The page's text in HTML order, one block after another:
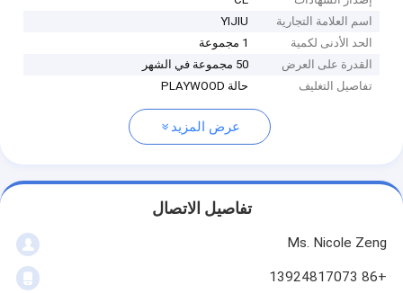
اسم العلامة التجارية
YIJIU
الحد الأدنى لكمية
1 مجموعة
القدرة على العرض
50 مجموعة في الشهر
تفاصيل التغليف
حالة PLAYWOOD
عرض المزيد
تفاصيل الاتصال
Ms. Nicole Zeng
+86 13924817073